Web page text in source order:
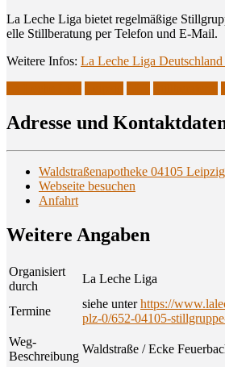
La Leche Liga bie­tet regel­mä­ßi­ge
el­le Still­be­ra­tung per Tele­fon und E‑Mail.
Wei­te­re Infos: La Leche Liga
Adres­se und
Waldstraßenapotheke 04105 Leipzig
Webseite besuchen
Anfahrt
Wei­te­re Angaben
Organisiert
durch
La Leche Liga
Termine
siehe unterhttps://
plz-0/652-04105-
Weg-
Beschreibung
Waldstraße / Ecke